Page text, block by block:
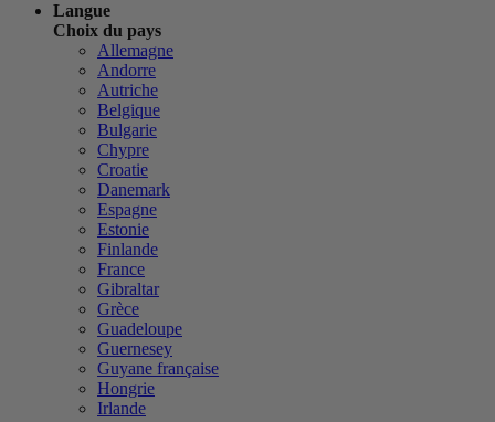
Langue
Choix du pays
Allemagne
Andorre
Autriche
Belgique
Bulgarie
Chypre
Croatie
Danemark
Espagne
Estonie
Finlande
France
Gibraltar
Grèce
Guadeloupe
Guernesey
Guyane française
Hongrie
Irlande